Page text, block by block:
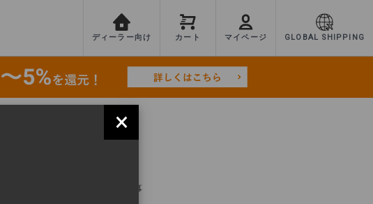
ディーラー向け カート マイページ GLOBAL SHIPPING
最新記事
×